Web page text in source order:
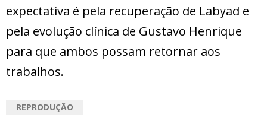
expectativa é pela recuperação de Labyad e
pela evolução clínica de Gustavo Henrique
para que ambos possam retornar aos
trabalhos.
REPRODUÇÃO